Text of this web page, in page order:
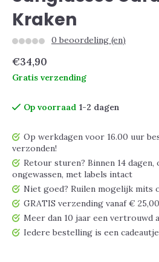
Kraken
0 beoordeling (en)
€34,90
Gratis verzending
Op voorraad 1-2 dagen
Op werkdagen voor 16.00 uur
verzonden!
Retour sturen? Binnen 14
ongewassen, met labels intact
Niet goed? Ruilen mogelijk mits
GRATIS verzending vanaf €
Meer dan 10 jaar een vertrouwd
Iedere bestelling is een